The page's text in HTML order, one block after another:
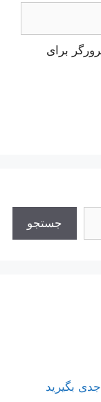
برای
جستجو
بگیرید